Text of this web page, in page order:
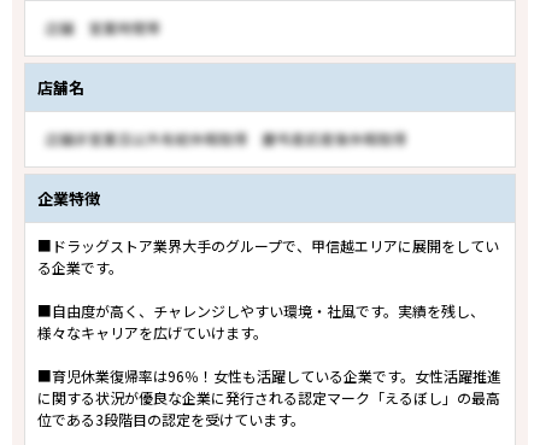
店舗名
企業特徴
■ドラッグストア業界大手のグループで、甲信越エリアに展開をしてい
る企業です。
■自由度が高く、チャレンジしやすい環境・社風です。実績を残し、
様々なキャリアを広げていけます。
■育児休業復帰率は96％！女性も活躍している企業です。女性活躍推進
に関する状況が優良な企業に発行される認定マーク「えるぼし」の最高
位である3段階目の認定を受けています。